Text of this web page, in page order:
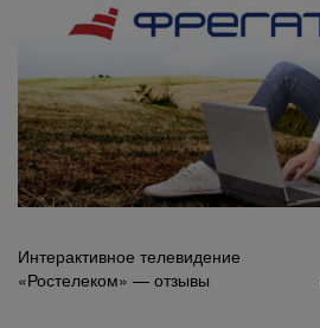
Навигация
по
Интерактивное телевидение
«Ростелеком» — отзывы